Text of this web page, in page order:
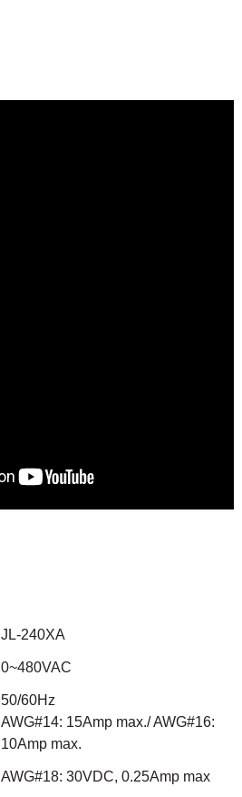
JL-240XA
0~480VAC
50/60Hz
AWG#14: 15Amp max./ AWG#16:
10Amp max.
AWG#18: 30VDC, 0.25Amp max